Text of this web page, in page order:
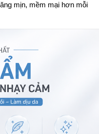
mịn, mềm mại hơn mỗi